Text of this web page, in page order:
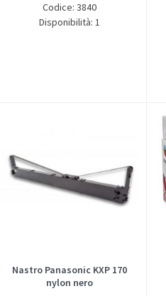
Codice: 3840
Disponibilità: 1
Nastro Panasonic KXP 170
nylon nero